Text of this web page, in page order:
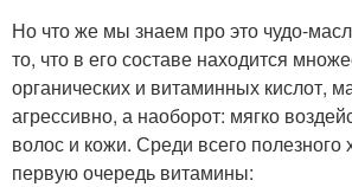
Но что же мы знаем про это чудо-
то, что в его составе находится
органических и витаминных кислот,
агрессивно, а наоборот: мягко
волос и кожи. Среди всего полезного
первую очередь витамины: